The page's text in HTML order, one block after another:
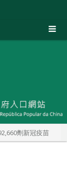
劑新冠疫苗